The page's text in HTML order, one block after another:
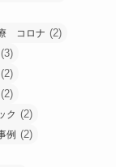
コロナ (2)
(3)
(2)
(2)
ク (2)
例 (2)